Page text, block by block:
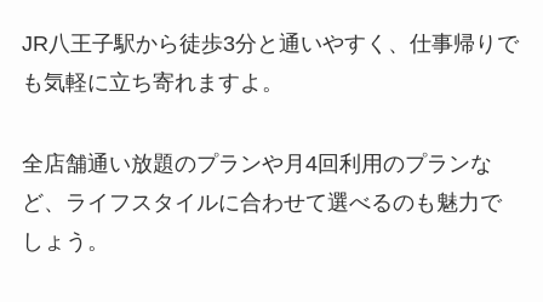
JR八王子駅から徒歩3分と通いやすく、仕事帰りで
も気軽に立ち寄れますよ。
全店舗通い放題のプランや月4回利用のプランな
ど、ライフスタイルに合わせて選べるのも魅力で
しょう。